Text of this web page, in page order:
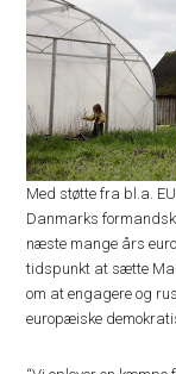
Med støtte fra bl.a.
Danmarks
næste mange års
tidspunkt at sætte
om at engagere og
europæiske